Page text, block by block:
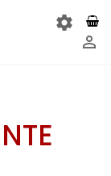
settings
person_outline